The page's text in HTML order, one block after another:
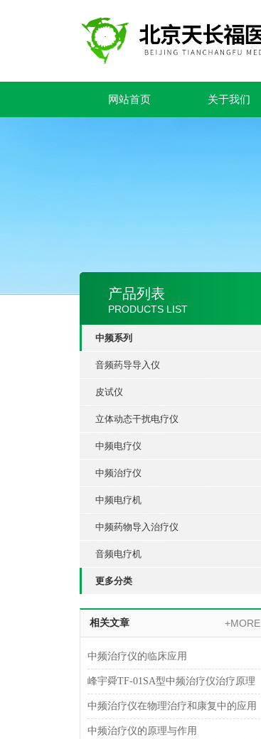
网站首页 关于我们
产品列表
PRODUCTS LIST
中频系列
音频药导导入仪
皮试仪
立体动态干扰电疗仪
中频电疗仪
中频治疗仪
中频电疗机
中频药物导入治疗仪
音频电疗机
更多分类
相关文章 +MORE
中频治疗仪的临床应用
峰宇舜TF-01SA型中频治疗仪治疗原理
中频治疗仪在物理治疗和康复中的应用
中频治疗仪的原理与作用